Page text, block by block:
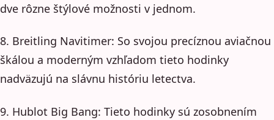
dve rôzne štýlové možnosti v jednom.
8. Breitling Navitimer: So svojou precíznou aviačnou
škálou a moderným vzhľadom tieto hodinky
nadväzujú na slávnu históriu letectva.
9. Hublot Big Bang: Tieto hodinky sú zosobnením